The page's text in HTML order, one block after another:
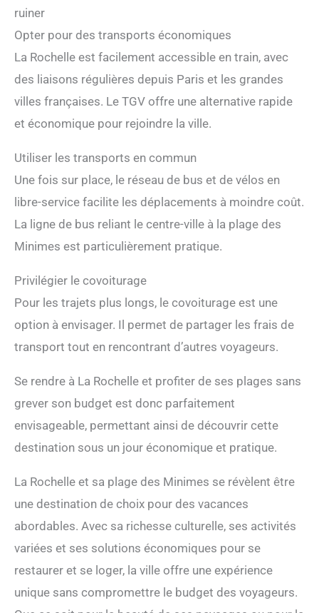
ruiner
Opter pour des transports économiques
La Rochelle est facilement accessible en train, avec
des liaisons régulières depuis Paris et les grandes
villes françaises. Le TGV offre une alternative rapide
et économique pour rejoindre la ville.
Utiliser les transports en commun
Une fois sur place, le réseau de bus et de vélos en
libre-service facilite les déplacements à moindre coût.
La ligne de bus reliant le centre-ville à la plage des
Minimes est particulièrement pratique.
Privilégier le covoiturage
Pour les trajets plus longs, le covoiturage est une
option à envisager. Il permet de partager les frais de
transport tout en rencontrant d’autres voyageurs.
Se rendre à La Rochelle et profiter de ses plages sans
grever son budget est donc parfaitement
envisageable, permettant ainsi de découvrir cette
destination sous un jour économique et pratique.
La Rochelle et sa plage des Minimes se révèlent être
une destination de choix pour des vacances
abordables. Avec sa richesse culturelle, ses activités
variées et ses solutions économiques pour se
restaurer et se loger, la ville offre une expérience
unique sans compromettre le budget des voyageurs.